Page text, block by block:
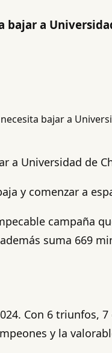
bajar a
a Universidad de
y comenzar a
suma 669
Con 6
y la